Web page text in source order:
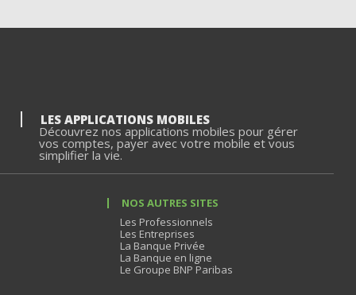
LES APPLICATIONS MOBILES
Découvrez nos applications mobiles pour gérer
vos comptes, payer avec votre mobile et vous
simplifier la vie.
NOS AUTRES SITES
Les Professionnels
Les Entreprises
La Banque Privée
La Banque en ligne
Le Groupe BNP Paribas